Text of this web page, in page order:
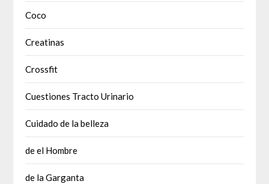
Coco
Creatinas
Crossfit
Cuestiones Tracto Urinario
Cuidado de la belleza
de el Hombre
de la Garganta